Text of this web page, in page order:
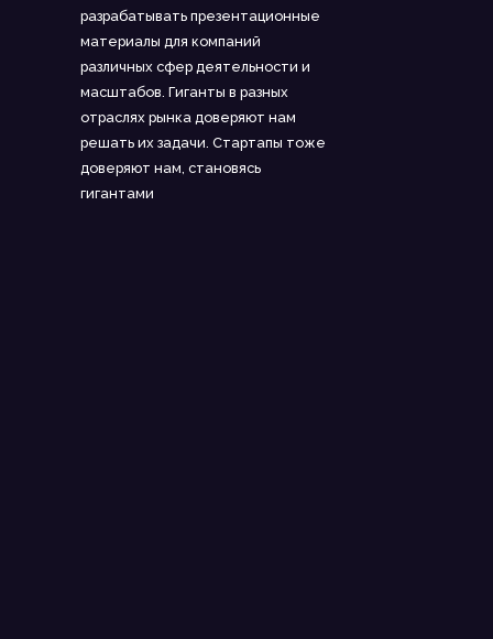
разрабатывать презентационные
материалы для компаний
различных сфер деятельности и
масштабов. Гиганты в разных
отраслях рынка доверяют нам
решать их задачи. Стартапы тоже
доверяют нам, становясь
гигантами